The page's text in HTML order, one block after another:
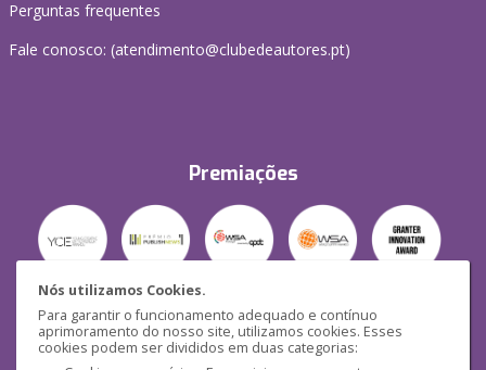
Nós utilizamos Cookies.
Para garantir o funcionamento adequado e contínuo
aprimoramento do nosso site, utilizamos cookies. Esses
cookies podem ser divididos em duas categorias:
Perguntas frequentes
Fale conosco: (atendimento@clubedeautores.pt)
Premiações
Segurança